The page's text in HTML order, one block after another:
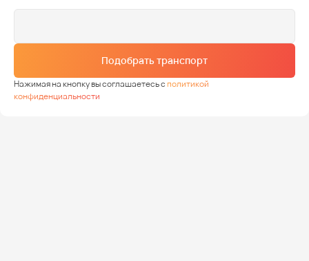
Подобрать транспорт
Нажимая на кнопку вы соглашаетесь сполитикой
конфиденциальности